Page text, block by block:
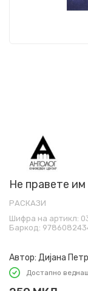
Не правете им
РАСКАЗИ
Шифра на артикл:
Баркод:
Автор: Дијана
Достапно